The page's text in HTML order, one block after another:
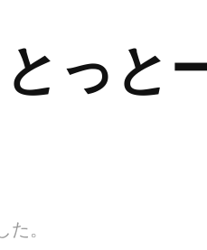
っと
。